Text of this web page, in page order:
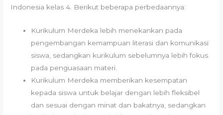
Indonesia kelas 4. Berikut beberapa perbedaannya:
Kurikulum Merdeka lebih menekankan pada
pengembangan kemampuan literasi dan komunikasi
siswa, sedangkan kurikulum sebelumnya lebih fokus
pada penguasaan materi.
Kurikulum Merdeka memberikan kesempatan
kepada siswa untuk belajar dengan lebih fleksibel
dan sesuai dengan minat dan bakatnya, sedangkan